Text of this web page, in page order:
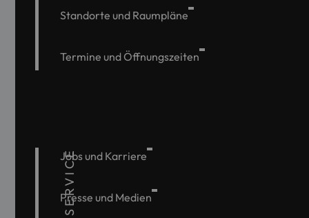
Standorte und Raumpläne
Termine und Öffnungszeiten
SERVICE
Jobs und Karriere
Presse und Medien